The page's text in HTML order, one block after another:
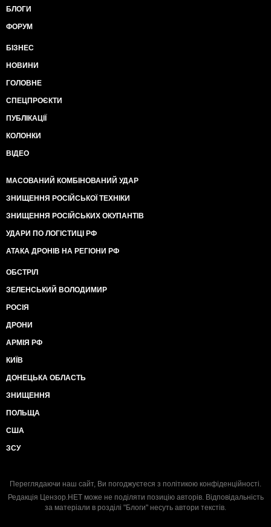
БЛОГИ
ФОРУМ
БІЗНЕС
НОВИНИ
ГОЛОВНЕ
СПЕЦПРОЄКТИ
ПУБЛІКАЦІЇ
КОЛОНКИ
ВІДЕО
МАСОВАНИЙ КОМБІНОВАНИЙ УДАР
ЗНИЩЕННЯ РОСІЙСЬКОЇ ТЕХНІКИ
ЗНИЩЕННЯ РОСІЙСЬКИХ ОКУПАНТІВ
УДАРИ ПО ЛОГІСТИЦІ РФ
АТАКА ДРОНІВ НА РЕГІОНИ РФ
ОБСТРІЛ
ЗЕЛЕНСЬКИЙ ВОЛОДИМИР
РОСІЯ
ДРОНИ
АРМІЯ РФ
КИЇВ
ДОНЕЦЬКА ОБЛАСТЬ
ЗНИЩЕННЯ
ПОЛЬЩА
США
ЗСУ
Переглядаючи наш сайт, Ви погоджуєтеся з політикою конфіденційності.
Редакція Цензор.НЕТ може не поділяти позицію авторів. Відповідальність
за матеріали в розділі "Блоги" несуть автори текстів.